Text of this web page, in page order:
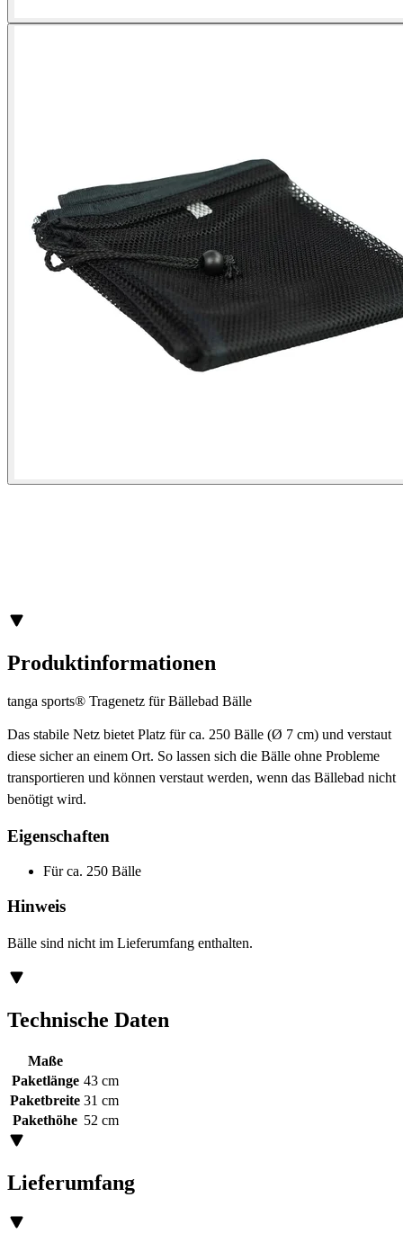
Produktinformationen
tanga sports® Tragenetz für Bällebad Bälle
Das stabile Netz bietet Platz für ca. 250 Bälle (Ø 7 cm) und verstaut
diese sicher an einem Ort. So lassen sich die Bälle ohne Probleme
transportieren und können verstaut werden, wenn das Bällebad nicht
benötigt wird.
Eigenschaften
Für ca. 250 Bälle
Hinweis
Bälle sind nicht im Lieferumfang enthalten.
Technische Daten
Maße
Paketlänge 43 cm
Paketbreite 31 cm
Pakethöhe 52 cm
Lieferumfang